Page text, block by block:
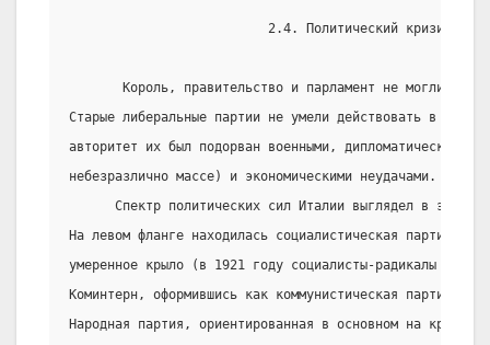
                          2.4. Политический кризис
Король, правительство и парламент не могли
Старые либеральные партии не умели действовать в
авторитет их был подорван военными, дипломатическими
небезразлично массе) и экономическими неудачами.
Спектр политических сил Италии выглядел в это
На левом фланге находилась социалистическая партия в
умеренное крыло (в 1921 году социалисты-радикалы
Коминтерн, оформившись как коммунистическая партия).
Народная партия, ориентированная в основном на